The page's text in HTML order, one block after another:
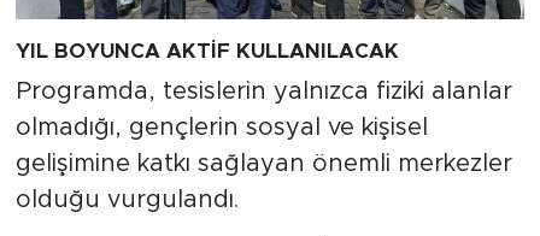
YIL BOYUNCA AKTİF KULLANILACAK
Programda, tesislerin yalnızca fiziki alanlar
olmadığı, gençlerin sosyal ve kişisel
gelişimine katkı sağlayan önemli merkezler
olduğu vurgulandı.